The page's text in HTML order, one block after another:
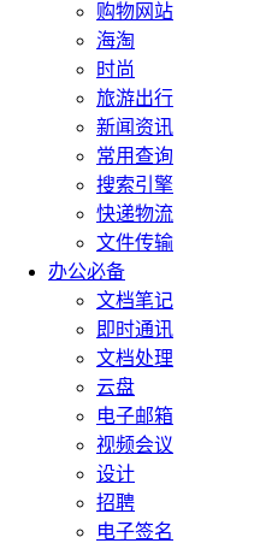
购物网站
海淘
时尚
旅游出行
新闻资讯
常用查询
搜索引擎
快递物流
文件传输
办公必备
文档笔记
即时通讯
文档处理
云盘
电子邮箱
视频会议
设计
招聘
电子签名